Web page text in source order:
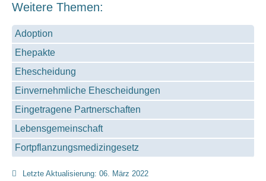
Weitere Themen:
Adoption
Ehepakte
Ehescheidung
Einvernehmliche Ehescheidungen
Eingetragene Partnerschaften
Lebensgemeinschaft
Fortpflanzungsmedizingesetz
Letzte Aktualisierung: 06. März 2022